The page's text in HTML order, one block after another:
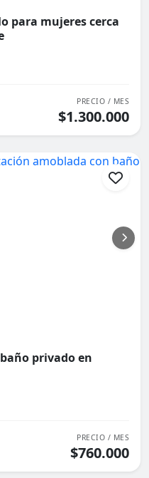
para mujeres cerca
PRECIO / MES
$1.300.000
privado en
PRECIO / MES
$760.000